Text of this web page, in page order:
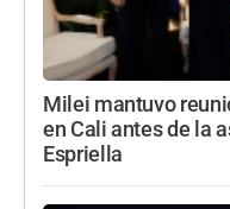
Milei mantuvo
en Cali antes de la
Espriella